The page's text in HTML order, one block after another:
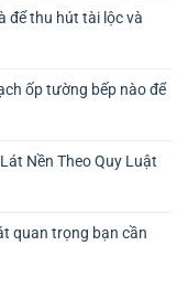
để thu hút tài lộc và
ốp tường bếp nào để
Nền Theo Quy Luật
quan trọng bạn cần